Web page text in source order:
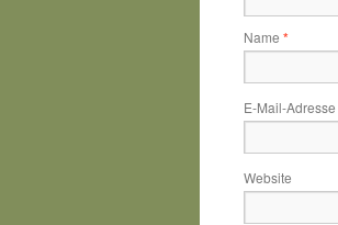
Name *
E-Mail-Adresse
Website